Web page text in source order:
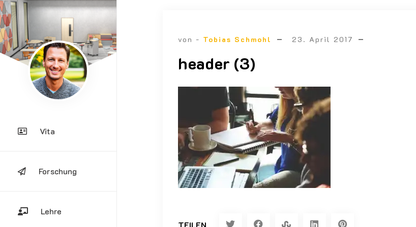
Vita
Forschung
Lehre
von - Tobias Schmohl 23. April 2017
header (3)
TEILEN